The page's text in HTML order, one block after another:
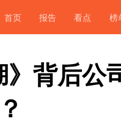
首页 报告 看点 榜
》背后